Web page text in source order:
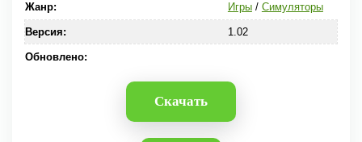
Жанр: Игры/ Симуляторы
Версия: 1.02
Обновлено:
Скачать